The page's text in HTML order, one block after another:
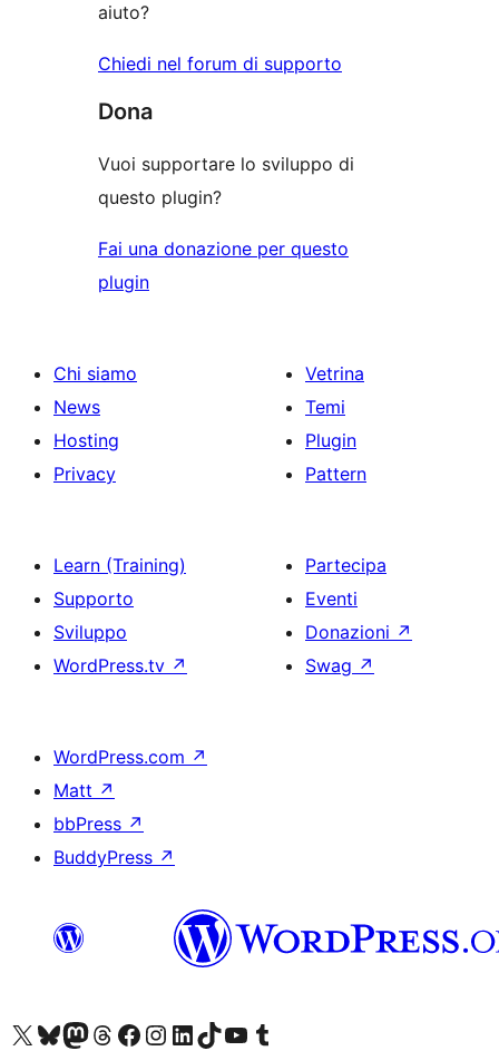
aiuto?
Chiedi nel forum di supporto
Dona
Vuoi supportare lo sviluppo di
questo plugin?
Fai una donazione per questo
plugin
Chi siamo
News
Hosting
Privacy
Vetrina
Temi
Plugin
Pattern
Learn (Training)
Supporto
Sviluppo
WordPress.tv ↗
Partecipa
Eventi
Donazioni ↗
Swag ↗
WordPress.com ↗
Matt ↗
bbPress ↗
BuddyPress ↗
Visita il nostro account X (ex Twitter)
Visita il nostro account Bluesky
Visita il nostro account Mastodon
Visita il nostro account Threads
Visita la nostra pagina Facebook
Visita il nostro account Instagram
Visita il nostro account LinkedIn
Visita il nostro account TikTok
Visita il nostro canale YouTube
Visita il nostro account Tumblr